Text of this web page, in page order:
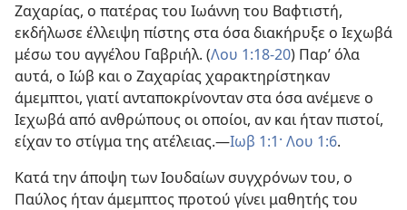
Ζαχαρίας, ο πατέρας του Ιωάννη του Βαφτιστή,
εκδήλωσε έλλειψη πίστης στα όσα διακήρυξε ο Ιεχωβά
μέσω του αγγέλου Γαβριήλ. (Λου 1:18-20) Παρ’ όλα
αυτά, ο Ιώβ και ο Ζαχαρίας χαρακτηρίστηκαν
άμεμπτοι, γιατί ανταποκρίνονταν στα όσα ανέμενε ο
Ιεχωβά από ανθρώπους οι οποίοι, αν και ήταν πιστοί,
είχαν το στίγμα της ατέλειας.—Ιωβ 1:1· Λου 1:6.
Κατά την άποψη των Ιουδαίων συγχρόνων του, ο
Παύλος ήταν άμεμπτος προτού γίνει μαθητής του